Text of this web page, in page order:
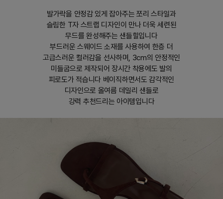
발가락을 안정감 있게 잡아주는 쪼리 스타일과
슬림한 T자 스트랩 디자인이 만나 더욱 세련된
무드를 완성해주는 샌들힐입니다
부드러운 스웨이드 소재를 사용하여 한층 더
고급스러운 컬러감을 선사하며, 3cm의 안정적인
미들굽으로 제작되어 장시간 착용에도 발의
피로도가 적습니다 베이직하면서도 감각적인
디자인으로 올여름 데일리 샌들로
강력 추천드리는 아이템입니다